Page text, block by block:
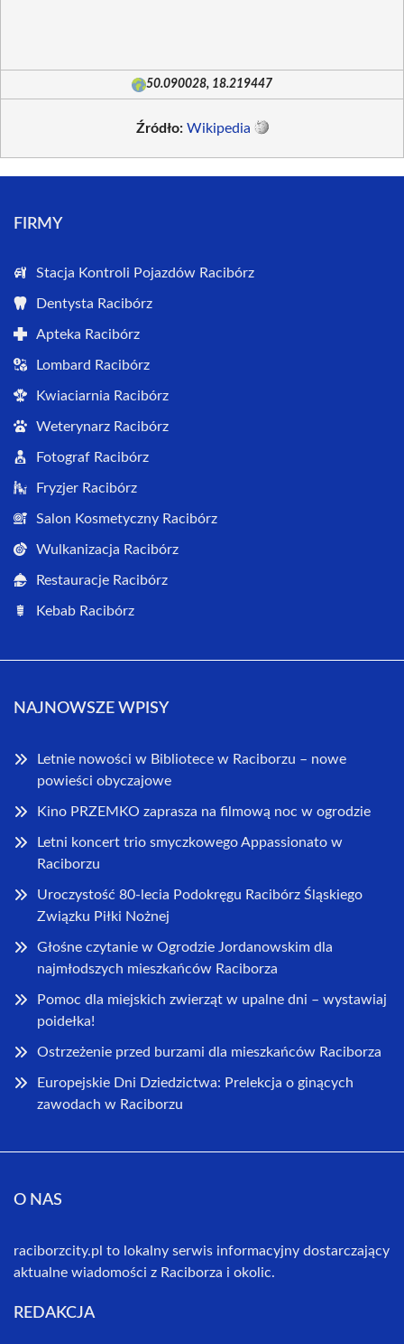
50.090028, 18.219447
Źródło: Wikipedia
FIRMY
Stacja Kontroli Pojazdów Racibórz
Dentysta Racibórz
Apteka Racibórz
Lombard Racibórz
Kwiaciarnia Racibórz
Weterynarz Racibórz
Fotograf Racibórz
Fryzjer Racibórz
Salon Kosmetyczny Racibórz
Wulkanizacja Racibórz
Restauracje Racibórz
Kebab Racibórz
NAJNOWSZE WPISY
Letnie nowości w Bibliotece w Raciborzu – nowe
powieści obyczajowe
Kino PRZEMKO zaprasza na filmową noc w ogrodzie
Letni koncert trio smyczkowego Appassionato w
Raciborzu
Uroczystość 80-lecia Podokręgu Racibórz Śląskiego
Związku Piłki Nożnej
Głośne czytanie w Ogrodzie Jordanowskim dla
najmłodszych mieszkańców Raciborza
Pomoc dla miejskich zwierząt w upalne dni – wystawiaj
poidełka!
Ostrzeżenie przed burzami dla mieszkańców Raciborza
Europejskie Dni Dziedzictwa: Prelekcja o ginących
zawodach w Raciborzu
O NAS
raciborzcity.pl to lokalny serwis informacyjny dostarczający
aktualne wiadomości z Raciborza i okolic.
REDAKCJA